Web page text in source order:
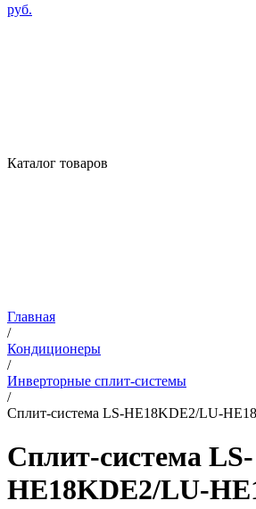
руб.
Каталог товаров
Главная
/
Кондиционеры
/
Инверторные сплит-системы
/
Сплит-система LS-HE18KDE2/LU-
Сплит-система LS-
HE18KDE2/LU-